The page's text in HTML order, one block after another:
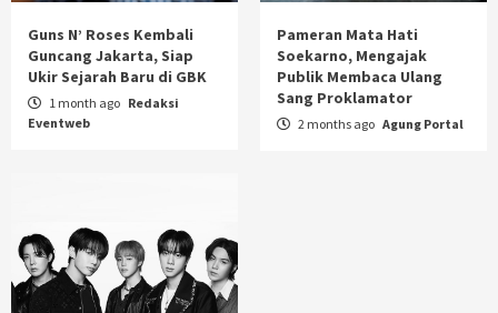
Guns N’ Roses Kembali
Guncang Jakarta, Siap
Ukir Sejarah Baru di GBK
1 month ago Redaksi
Eventweb
Pameran Mata Hati
Soekarno, Mengajak
Publik Membaca Ulang
Sang Proklamator
2 months ago Agung Portal